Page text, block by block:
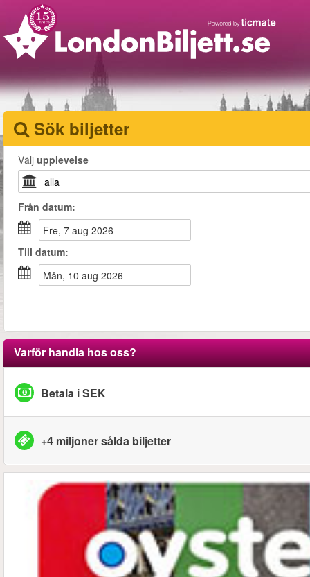
Sök biljetter
Välj upplevelse
Från datum:
fre, 7 aug 2026
Till datum:
mån, 10 aug 2026
Varför handla hos oss?
Betala i SEK
+4 miljoner sålda biljetter